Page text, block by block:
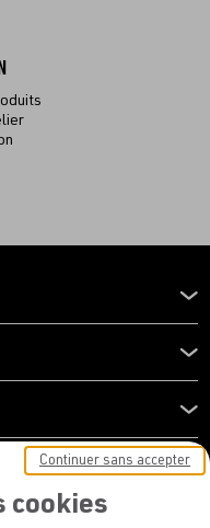
cookies
Continuer sans accepter